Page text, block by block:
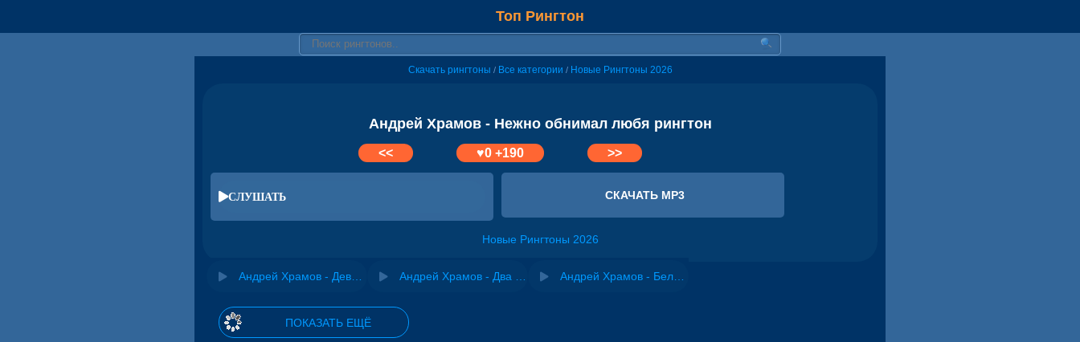
Топ Рингтон
Скачать рингтоны / Все категории / Новые Рингтоны 2026
Андрей Храмов - Нежно обнимал любя рингтон
<< ♥0+190 >>
СЛУШАТЬ СКАЧАТЬ MP3
Новые Рингтоны 2026
ПОКАЗАТЬ ЕЩЁ